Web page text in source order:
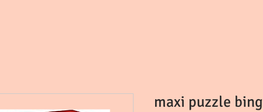
maxi puzzle bing